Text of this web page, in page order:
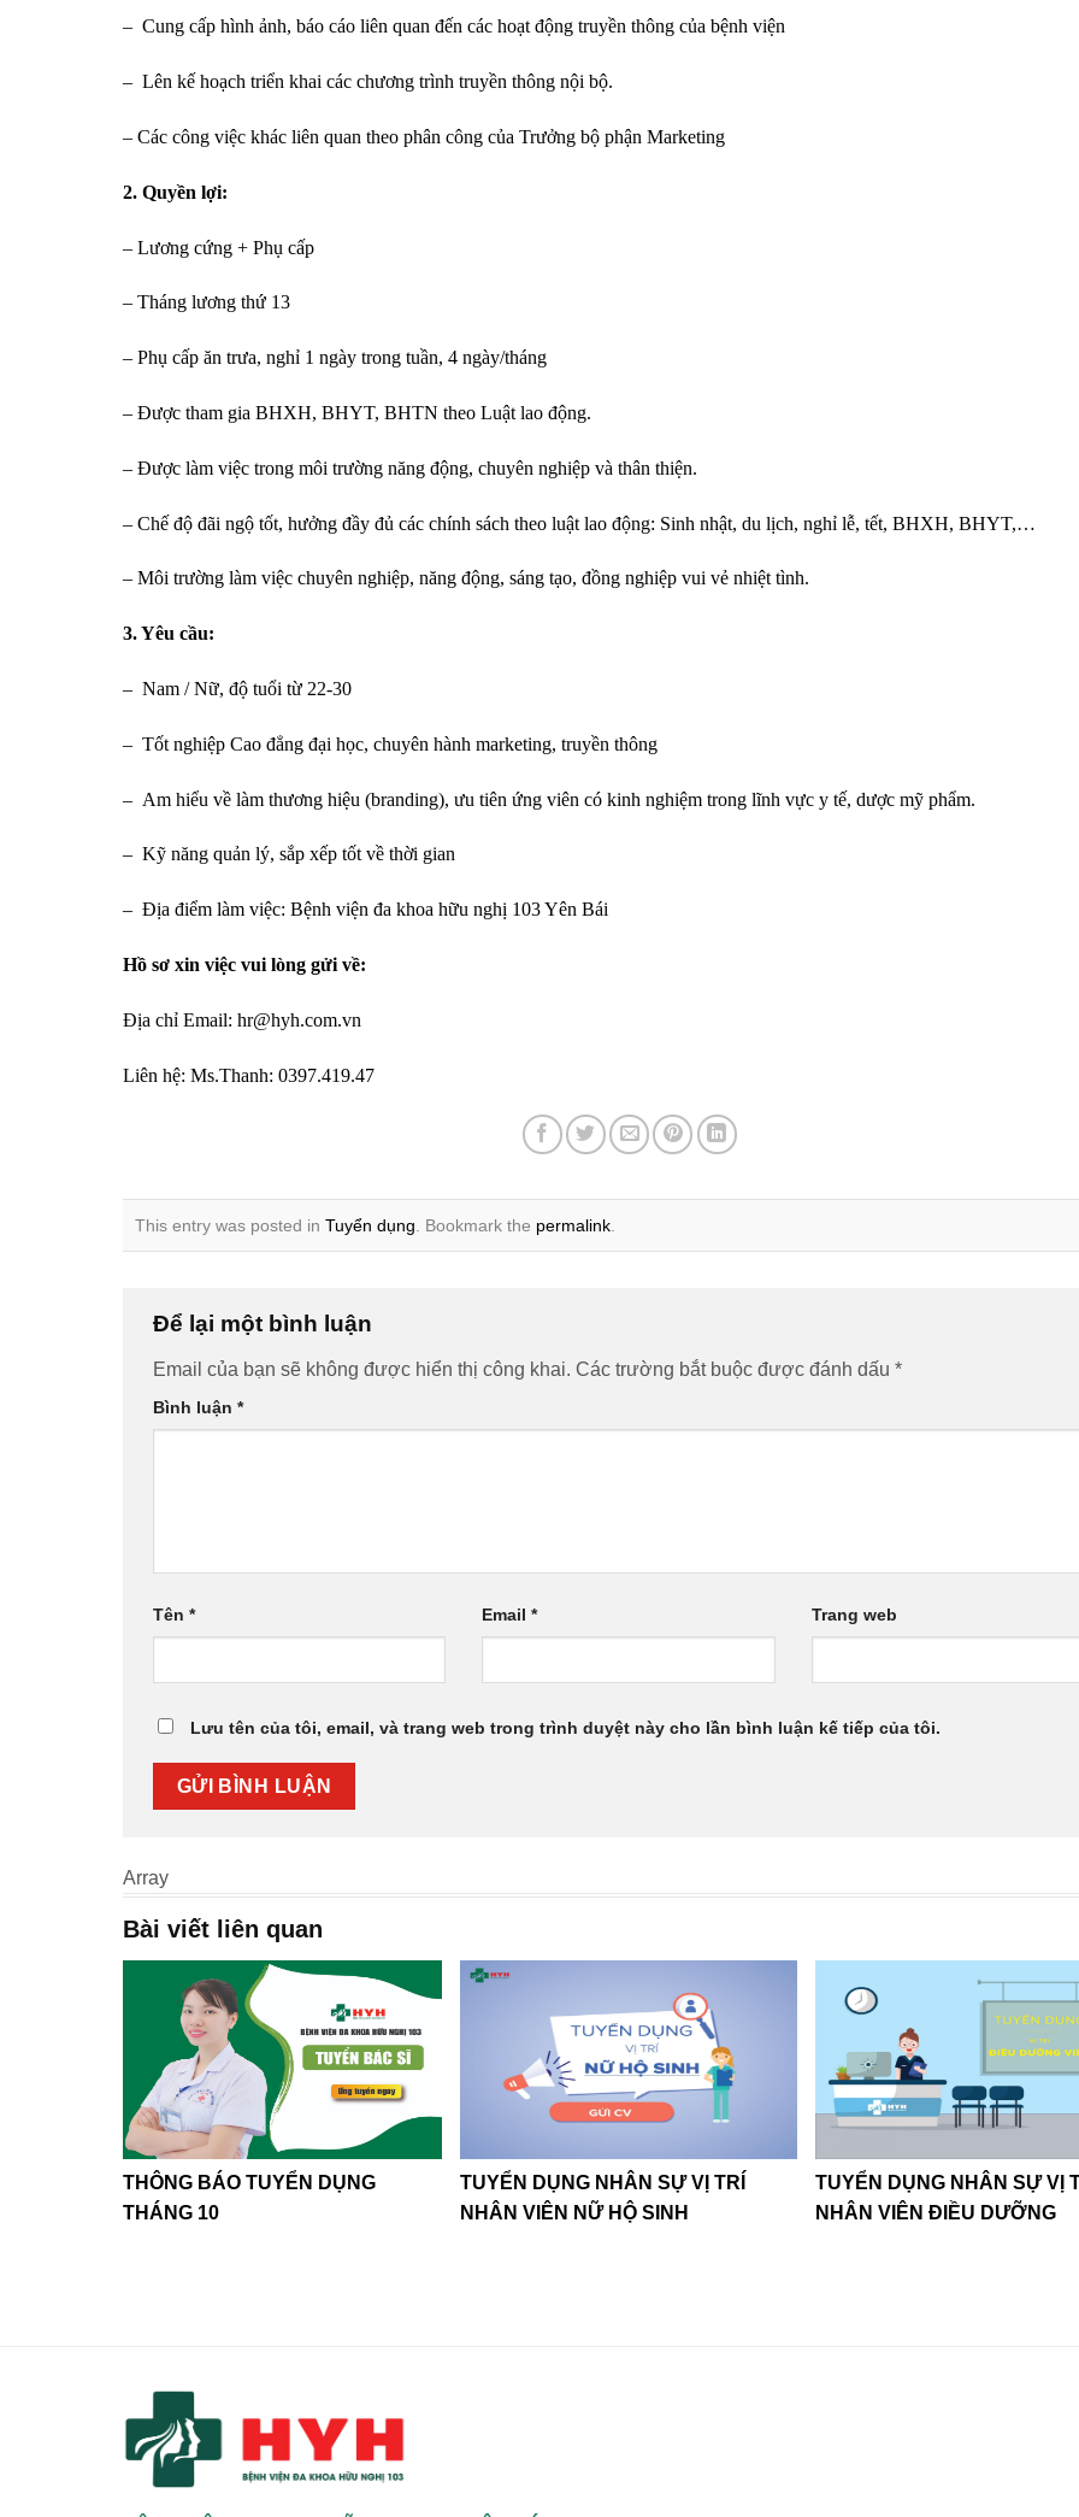
– Cung cấp hình ảnh, báo cáo liên quan đến các hoạt động truyền thông của bệnh viện
– Lên kế hoạch triển khai các chương trình truyền thông nội bộ.
– Các công việc khác liên quan theo phân công của Trưởng bộ phận Marketing
2. Quyền lợi:
– Lương cứng + Phụ cấp
– Tháng lương thứ 13
– Phụ cấp ăn trưa, nghỉ 1 ngày trong tuần, 4 ngày/tháng
– Được tham gia BHXH, BHYT, BHTN theo Luật lao động.
– Được làm việc trong môi trường năng động, chuyên nghiệp và thân thiện.
– Chế độ đãi ngộ tốt, hưởng đầy đủ các chính sách theo luật lao động: Sinh nhật, du lịch, nghỉ lễ, tết, BHXH, BHYT,…
– Môi trường làm việc chuyên nghiệp, năng động, sáng tạo, đồng nghiệp vui vẻ nhiệt tình.
3. Yêu cầu:
– Nam / Nữ, độ tuổi từ 22-30
– Tốt nghiệp Cao đẳng đại học, chuyên hành marketing, truyền thông
– Am hiểu về làm thương hiệu (branding), ưu tiên ứng viên có kinh nghiệm trong lĩnh vực y tế, dược mỹ phẩm.
– Kỹ năng quản lý, sắp xếp tốt về thời gian
– Địa điểm làm việc: Bệnh viện đa khoa hữu nghị 103 Yên Bái
Hồ sơ xin việc vui lòng gửi về:
Địa chỉ Email: hr@hyh.com.vn
Liên hệ: Ms.Thanh: 0397.419.47
This entry was posted in Tuyển dụng. Bookmark the permalink.
Để lại một bình luận
Email của bạn sẽ không được hiển thị công khai. Các trường bắt buộc được đánh dấu *
Bình luận *
Tên * Email* Trang web
Lưu tên của tôi, email, và trang web trong trình duyệt này cho lần bình luận kế tiếp của tôi.
Array
Bài viết liên quan
THÔNG BÁO TUYỂN DỤNG
THÁNG 10
TUYỂN DỤNG NHÂN SỰ VỊ TRÍ
NHÂN VIÊN NỮ HỘ SINH
TUYỂN DỤNG NHÂN SỰ VỊ
NHÂN VIÊN ĐIỀU DƯỠNG